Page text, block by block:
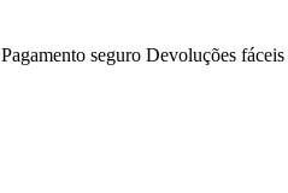
Pagamento seguro Devoluções fáceis